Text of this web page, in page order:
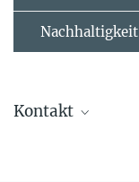
Nachhaltigkeit
Kontakt